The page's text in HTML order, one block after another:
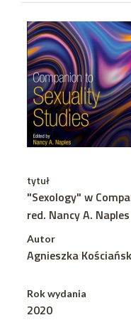
tytuł
"Sexology" w
red. Nancy A. Naples
Autor
Agnieszka
Rok wydania
2020